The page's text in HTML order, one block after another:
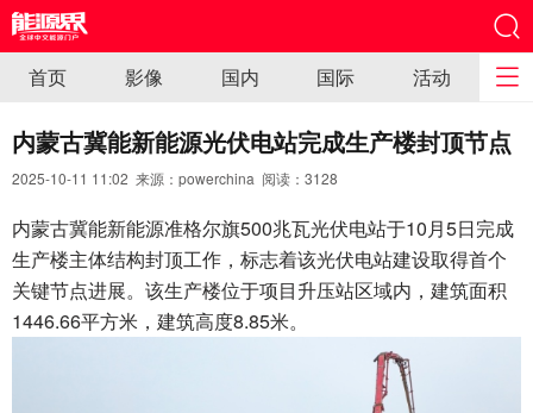
首页 影像 国内 国际 活动
内蒙古冀能新能源光伏电站完成生产楼封顶节点
2025-10-11 11:02 来源：powerchina 阅读： 3128
内蒙古冀能新能源准格尔旗500兆瓦光伏电站于10月5日完成
生产楼主体结构封顶工作，标志着该光伏电站建设取得首个
关键节点进展。该生产楼位于项目升压站区域内，建筑面积
1446.66平方米，建筑高度8.85米。